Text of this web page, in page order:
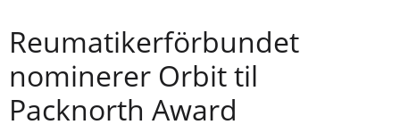
Reumatikerförbundet
nominerer Orbit til
Packnorth Award